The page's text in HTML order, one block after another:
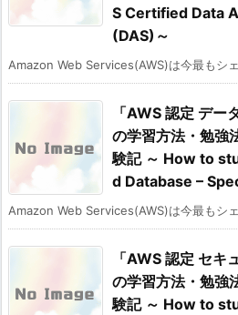
S Certified Data
(DAS)～
Amazon Web Services(AWS)は今最もシ
「AWS 認定 デー
の学習方法・勉強
験記 ～ How to
d Database –
Amazon Web Services(AWS)は今最もシ
「AWS 認定 セキ
の学習方法・勉強
験記 ～ How to